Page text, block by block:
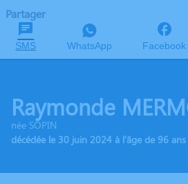
Partager
SMS WhatsApp Facebook
Raymonde
née SOPIN
décédée le 30 juin 2024 à l'âge de 96 ans